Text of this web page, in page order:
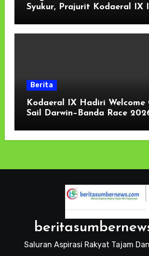
Syukur, Prajurit Kodaeral IX
Berita
Kodaeral IX Hadiri Welcome
Sail Darwin–Banda Race
Saluran Aspirasi Rakyat Tajam